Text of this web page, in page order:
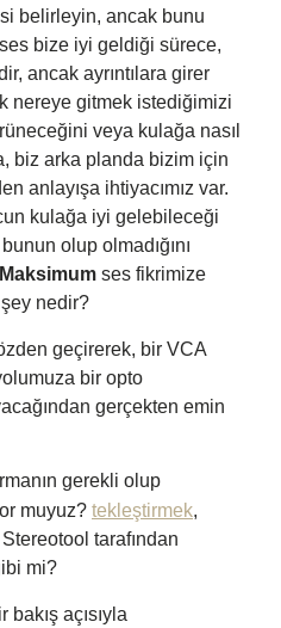
belirleyin, ancak bunu
bize iyi geldiği sürece,
ancak ayrıntılara girer
nereye gitmek istediğimizi
veya kulağa nasıl
biz arka planda bizim için
anlayışa ihtiyacımız var.
kulağa iyi gelebileceği
olup olmadığını
Maksimum ses fikrimize
nedir?
geçirerek, bir VCA
bir opto
gerçekten emin
gerekli olup
muyuz? tekleştirmek,
tarafından
mi?
açısıyla